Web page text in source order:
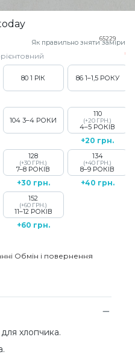
65229
Як правильно зняти заміри
80 1 РІК 86 1–1,5 РОКУ
104 3–4 РОКИ
110
(+20 ГРН.)
4–5 РОКІВ
+20 грн.
128
(+30 ГРН.)
7–8 РОКІВ
+30 грн.
134
(+40 ГРН.)
8–9 РОКІВ
+40 грн.
152
(+60 ГРН.)
11–12 РОКІВ
+60 грн.
Обмін і повернення
хлопчика.